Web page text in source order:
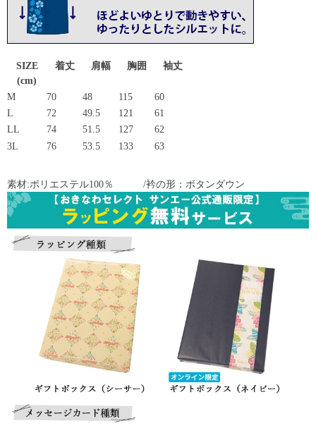
SIZE
(cm)
着丈 肩幅 胸囲 袖丈
M 70 48 115
60
L
72 49.5 121
61
LL
74 51.5 127
62
3L
76 53.5 133 63
素材:ポリエステル100％ /衿の形：ボタンダウン